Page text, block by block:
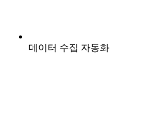
데이터 수집 자동화